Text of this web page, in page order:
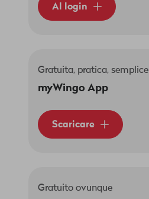
Al login
Gratuita, pratica, semplice
myWingo App
Scaricare
Gratuito ovunque